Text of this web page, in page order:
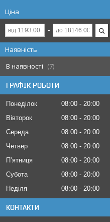
Ціна
Наявність
В наявності
7
ГРАФІК РОБОТИ
Понеділок 08:00
20:00
Вівторок
08:00
20:00
Середа
08:00
20:00
Четвер
08:00
20:00
Пʼятниця
08:00
20:00
Субота
08:00
20:00
Неділя
08:00 20:00
КОНТАКТИ